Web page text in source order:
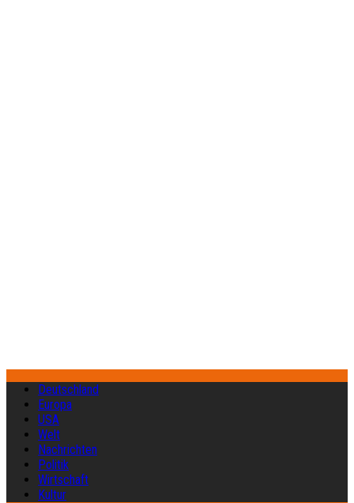
Deutschland
Europa
USA
Welt
Nachrichten
Politik
Wirtschaft
Kultur